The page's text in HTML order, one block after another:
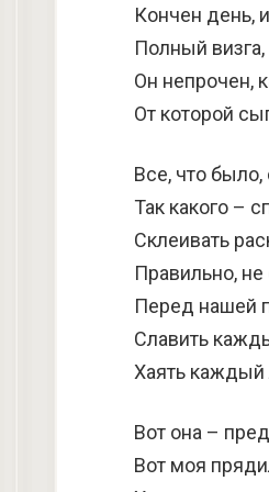
Кончен день,
Полный визга,
Он непрочен,
От которой
Все, что было,
Так какого –
Склеивать
Правильно,
Перед нашей
Славить
Хаять каждый
Вот она –
Вот моя